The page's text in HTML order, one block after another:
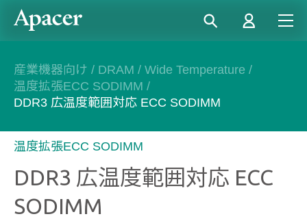
産業機器向け / DRAM / Wide Temperature /
温度拡張ECC SODIMM /
DDR3 広温度範囲対応 ECC SODIMM
温度拡張ECC SODIMM
DDR3 広温度範囲対応 ECC
SODIMM